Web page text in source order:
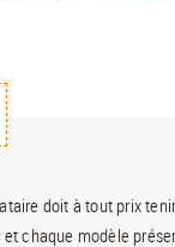
doit à tout prix
chaque modèle